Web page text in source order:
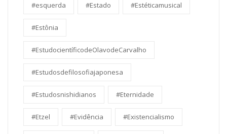
#esquerda #Estado #Estéticamusical
#Estônia
#EstudocientíficodeOlavodeCarvalho
#Estudosdefilosofiajaponesa
#Estudosnishidianos #Eternidade
#Etzel #Evidência #Existencialismo